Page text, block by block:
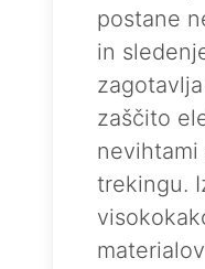
postane
in
zaščito
nevihtami
trekingu.